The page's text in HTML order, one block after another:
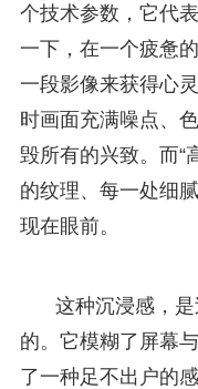
个技术参数，它代
一下，在一个疲惫
一段影像来获得心
时画面充满噪点、
毁所有的兴致。而“
的纹理、每一处细
现在眼前。
这种沉浸感，
的。它模糊了屏幕
了一种足不出户的感